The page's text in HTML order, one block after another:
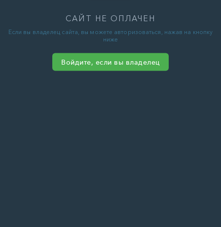
САЙТ НЕ ОПЛАЧЕН
Если вы владелец сайта, вы можете авторизоваться, нажав на кнопку
ниже
Войдите, если вы владелец